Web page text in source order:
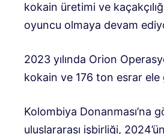
kokain üretimi ve
oyuncu olmaya devam
2023 yılında Orion
kokain ve 176 ton esrar ele
Kolombiya Donanması’na
uluslararası işbirliği,